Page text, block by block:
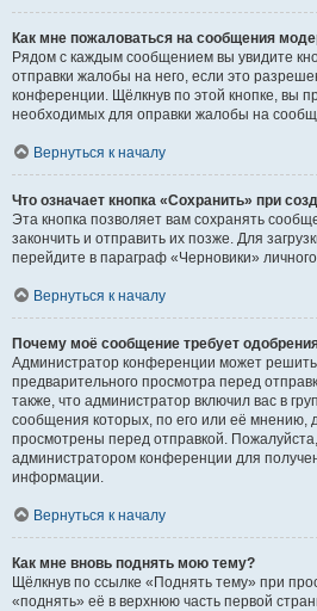
Как мне пожаловаться на сообщения
Рядом с каждым сообщением вы увидите
отправки жалобы на него, если это
конференции. Щёлкнув по этой кнопке, вы
необходимых для оправки жалобы на
Вернуться к началу
Что означает кнопка «Сохранить» при
Эта кнопка позволяет вам сохранять
закончить и отправить их позже. Для
перейдите в параграф «Черновики»
Вернуться к началу
Почему моё сообщение требует
Администратор конференции может
предварительного просмотра перед
также, что администратор включил вас в
сообщения которых, по его или её мнению,
просмотрены перед отправкой.
администратором конференции для
информации.
Вернуться к началу
Как мне вновь поднять мою тему?
Щёлкнув по ссылке «Поднять тему» при
«поднять» её в верхнюю часть первой